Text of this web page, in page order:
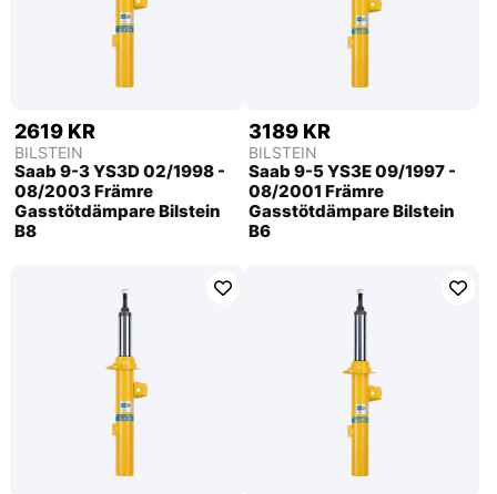
2619 KR
BILSTEIN
Saab 9-3 YS3D 02/1998 -
08/2003 Främre
Gasstötdämpare Bilstein
B8
3189 KR
BILSTEIN
Saab 9-5 YS3E 09/1997 -
08/2001 Främre
Gasstötdämpare Bilstein
B6